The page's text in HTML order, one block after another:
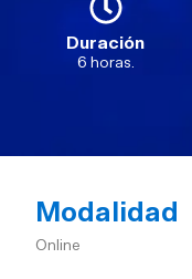
Duración
6 horas.
Modalidad
Online